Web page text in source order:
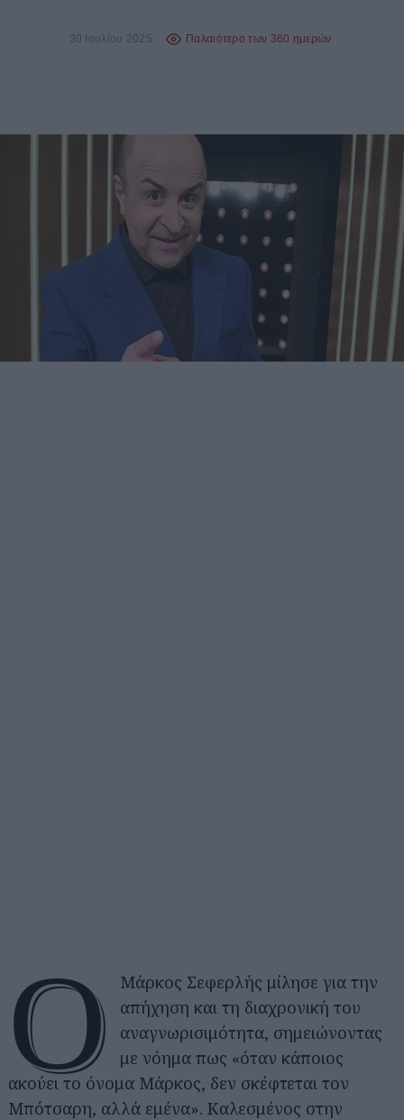
30 Ιουλίου 2025 Παλαιότερο των 360 ημερών
Ο
Μάρκος Σεφερλής μίλησε για την
απήχηση και τη διαχρονική του
αναγνωρισιμότητα, σημειώνοντας
με νόημα πως «όταν κάποιος
ακούει το όνομα Μάρκος, δεν σκέφτεται τον
Μπότσαρη, αλλά εμένα». Καλεσμένος στην